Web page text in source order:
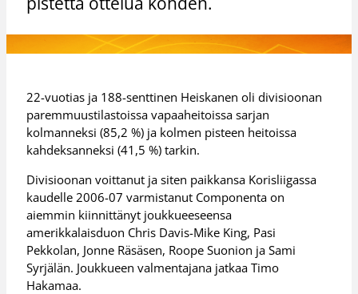
22-vuotias ja 188-senttinen Heiskanen oli divisioonan
paremmuustilastoissa vapaaheitoissa sarjan
kolmanneksi (85,2 %) ja kolmen pisteen heitoissa
kahdeksanneksi (41,5 %) tarkin.
Divisioonan voittanut ja siten paikkansa Korisliigassa
kaudelle 2006-07 varmistanut Componenta on
aiemmin kiinnittänyt joukkueeseensa
amerikkalaisduon Chris Davis-Mike King, Pasi
Pekkolan, Jonne Räsäsen, Roope Suonion ja Sami
Syrjälän. Joukkueen valmentajana jatkaa Timo
Hakamaa.